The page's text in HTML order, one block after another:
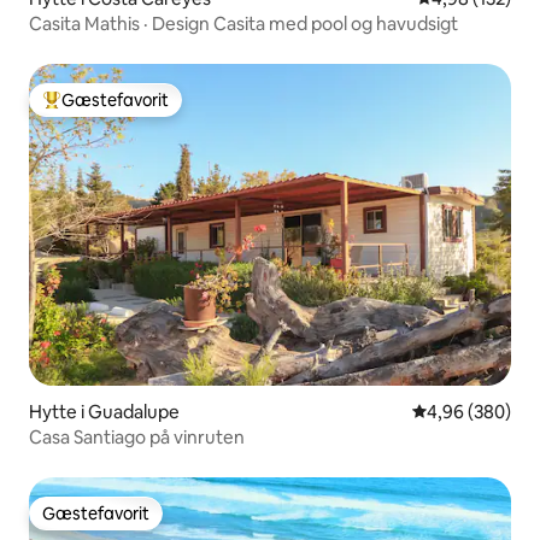
Casita Mathis · Design Casita med pool og havudsigt
Bedste gæstefavorit
Gæstefavorit
Hytte i Guadalupe 4,96 ud af 5 i
4,96 (380)
Casa Santiago på vinruten
Gæstefavorit
Gæstefavorit